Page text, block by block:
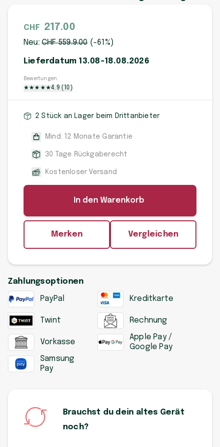
CHF 217.00
Neu:CHF559.9.00 (-61 %)
Lieferdatum 13.08-18.08.2026
Bewertungen
★★★ ★★4.9 ( 10 )
2 Stück an Lager beim Drittanbieter
Mind. 12 Monate Garantie
30 Tage Rückgaberecht
Kostenloser Versand
In den Warenkorb
Merken Vergleichen
Zahlungsoptionen
PayPal Kreditkarte
Twint Rechnung
Vorkasse
Apple Pay /
Google Pay
Samsung
Pay
Brauchst du dein altes Gerät
noch?